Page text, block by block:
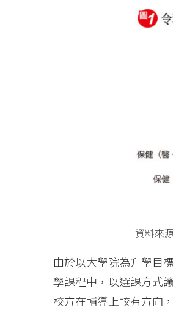
資料來
由於以大學院為升學目
學課程中，以選課方式
校方在輔導上較有方向